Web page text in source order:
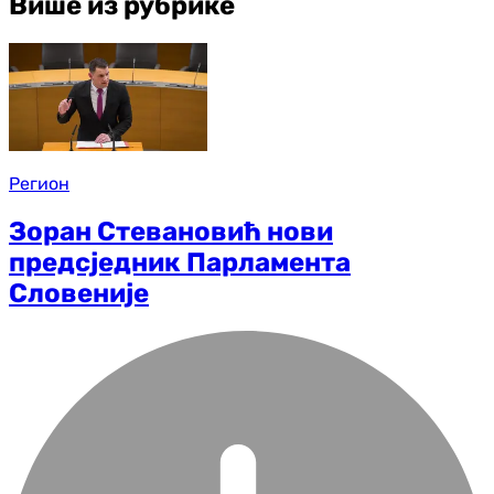
Регион
Зоран Стевановић нови
предсједник Парламента
Словеније